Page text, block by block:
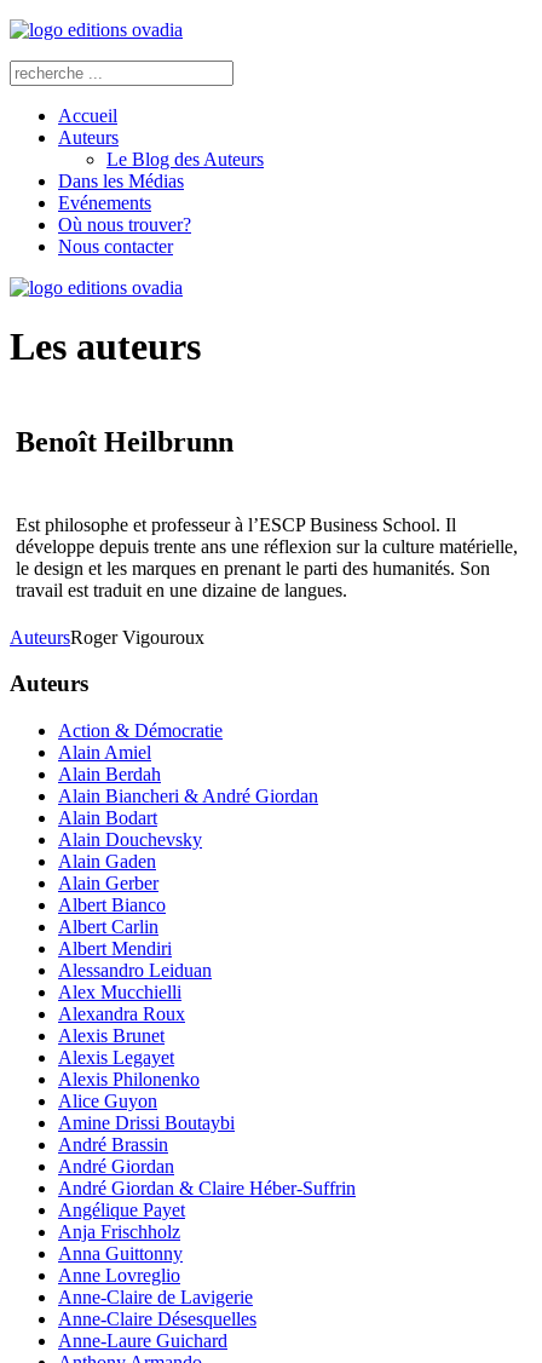
Accueil
Auteurs
Le Blog des Auteurs
Dans les Médias
Evénements
Où nous trouver?
Nous contacter
Les auteurs
Benoît Heilbrunn
Est philosophe et professeur à l’ESCP Business School. Il
développe depuis trente ans une réflexion sur la culture matérielle,
le design et les marques en prenant le parti des humanités. Son
travail est traduit en une dizaine de langues.
AuteursRoger Vigouroux
Auteurs
Action & Démocratie
Alain Amiel
Alain Berdah
Alain Biancheri & André Giordan
Alain Bodart
Alain Douchevsky
Alain Gaden
Alain Gerber
Albert Bianco
Albert Carlin
Albert Mendiri
Alessandro Leiduan
Alex Mucchielli
Alexandra Roux
Alexis Brunet
Alexis Legayet
Alexis Philonenko
Alice Guyon
Amine Drissi Boutaybi
André Brassin
André Giordan
André Giordan & Claire Héber-Suffrin
Angélique Payet
Anja Frischholz
Anna Guittonny
Anne Lovreglio
Anne-Claire de Lavigerie
Anne-Claire Désesquelles
Anne-Laure Guichard